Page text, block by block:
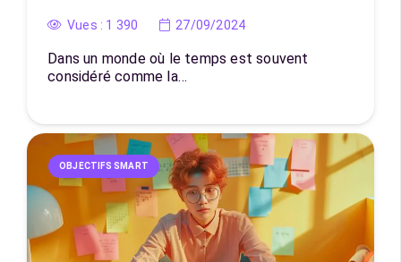
Vues : 1 390 27/09/2024
Dans un monde où le temps est souvent
considéré comme la…
OBJECTIFS SMART